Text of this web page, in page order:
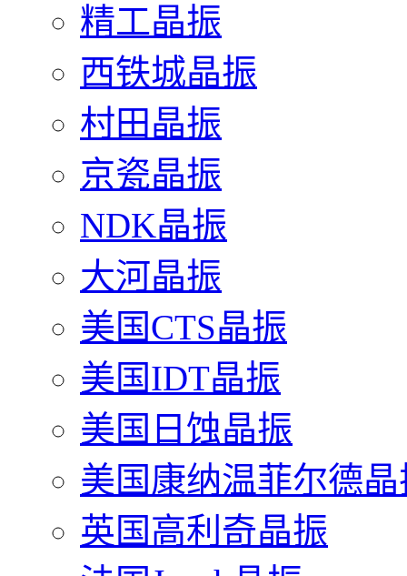
精工晶振
西铁城晶振
村田晶振
京瓷晶振
NDK晶振
大河晶振
美国CTS晶振
美国IDT晶振
美国日蚀晶振
美国康纳温菲尔德晶
英国高利奇晶振